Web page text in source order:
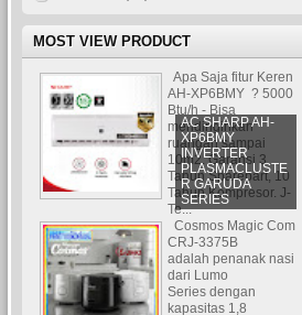
MOST VIEW PRODUCT
AC SHARP AH-
XP6BMY
INVERTER
PLASMACLUSTE
R GARUDA
SERIES
Apa Saja fitur Keren
AH-XP6BMY ? 5000
Btu/h - Bisa
mendinginkan
ruangan sampai
10m2. Garansi 3
Tahun Sparepart, 10
Tahun Kompresor. J-
Te...
Cosmos Magic Com
CRJ-3375B
adalah penanak nasi
dari Lumo
Series dengan
kapasitas 1,8